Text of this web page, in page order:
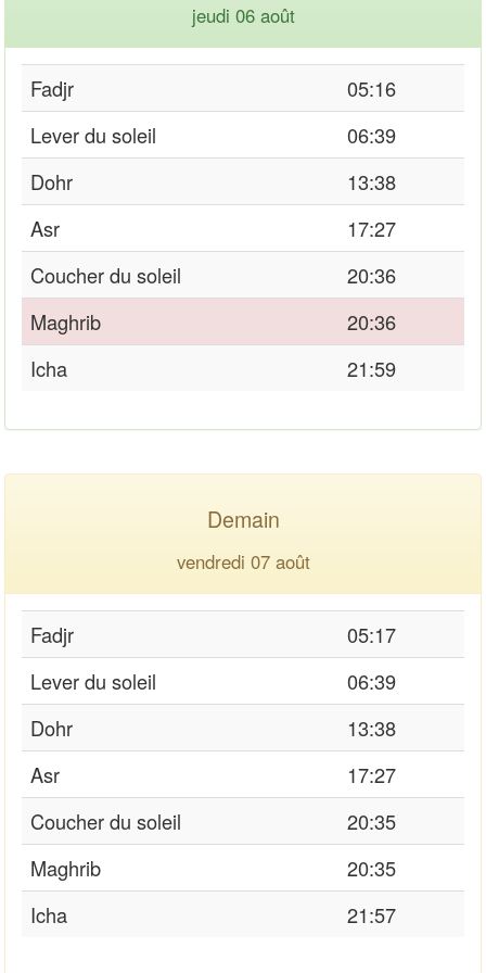
jeudi 06 août
Fadjr
05:16
Lever du soleil
06:39
Dohr
13:38
Asr
17:27
Coucher du soleil
20:36
Maghrib
20:36
Icha
21:59
Demain
vendredi 07 août
Fadjr
05:17
Lever du soleil
06:39
Dohr
13:38
Asr
17:27
Coucher du soleil
20:35
Maghrib
20:35
Icha
21:57